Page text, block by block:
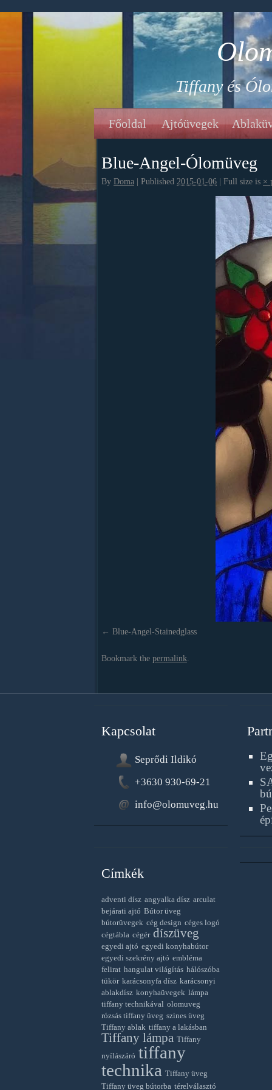
Tiffany és
Főoldal Ajtóüvegek
Blue-Angel-Ólomüveg
By Doma | Published 2015-01-06 | Full size is ×
Blue-Angel-Stainedglass
Bookmark the permalink
Kapcsolat
Seprődi Ildikó
+3630 930-69-21
info@olomuveg.hu
Címkék
adventi dísz angyalka dísz arculat
bejárati ajtó Bútor üveg
bútorüvegek cég design céges logó
cégtábla cégér díszüveg
egyedi ajtó egyedi konyhabútor
egyedi szekrény ajtó embléma
felirat hangulat világítás hálószóba
tükör karácsonyfa dísz karácsonyi
ablakdísz konyhaüvegek lámpa
tiffany technikával olomuveg
rózsás tiffany üveg szines üveg
Tiffany ablak tiffany a lakásban
Tiffany lámpa Tiffany
nyílászáró tiffany
technika Tiffany üveg
Tiffany üveg bútorba térelválasztó